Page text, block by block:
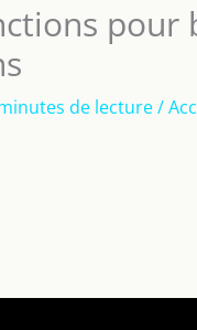
pour
de lecture/